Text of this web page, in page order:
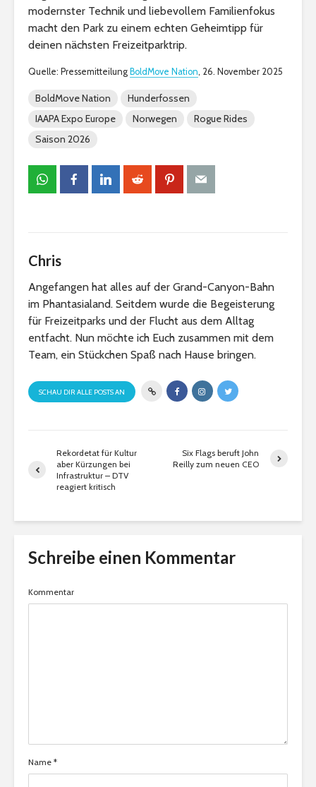
modernster Technik und liebevollem Familienfokus
macht den Park zu einem echten Geheimtipp für
deinen nächsten Freizeitparktrip.
Quelle: Pressemitteilung BoldMove Nation, 26. November 2025
BoldMove Nation
Hunderfossen
IAAPA Expo Europe
Norwegen
Rogue Rides
Saison 2026
Chris
Angefangen hat alles auf der Grand-Canyon-Bahn
im Phantasialand. Seitdem wurde die Begeisterung
für Freizeitparks und der Flucht aus dem Alltag
entfacht. Nun möchte ich Euch zusammen mit dem
Team, ein Stückchen Spaß nach Hause bringen.
SCHAU DIR ALLE POSTS AN
Rekordetat für Kultur
aber Kürzungen bei
Infrastruktur – DTV
reagiert kritisch
Six Flags beruft John
Reilly zum neuen CEO
Schreibe einen Kommentar
Kommentar
Name *